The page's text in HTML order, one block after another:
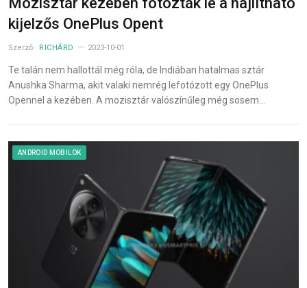
kijelzős OnePlus Opent
Szerző: RICHÁRD 2023-10-01
Te talán nem hallottál még róla, de Indiában hatalmas sztár
Anushka Sharma, akit valaki nemrég lefotózott egy OnePlus
Opennel a kezében. A mozisztár valószínűleg még sosem…
ANDROID MOBILOK